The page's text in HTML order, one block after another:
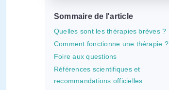
Sommaire de l'article
Quelles sont les thérapies brèves ?
Comment fonctionne une thérapie ?
Foire aux questions
Références scientifiques et
recommandations officielles